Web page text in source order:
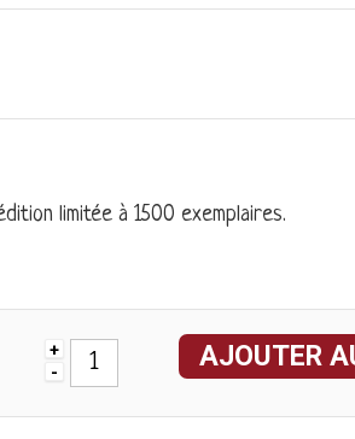
limitée à 1500 exemplaires.
+
-
AJOUTER